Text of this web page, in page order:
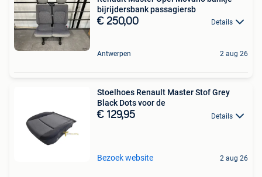
bijrijdersbank passagiersb
€ 250,00 Details
Antwerpen 2 aug 26
Stoelhoes Renault Master Stof Grey
Black Dots voor de
€ 129,95 Details
Bezoek website 2 aug 26